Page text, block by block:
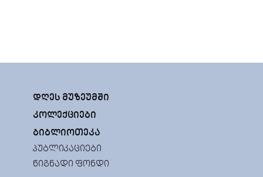
ᲓᲦᲔᲡ ᲛᲣᲖᲔᲣᲛᲨᲘ
ᲙᲝᲚᲔᲥᲪᲘᲔᲑᲘ
ᲑᲘᲑᲚᲘᲝᲗᲔᲙᲐ
ᲞᲣᲑᲚᲘᲙᲐᲪᲘᲔᲑᲘ
ᲬᲘᲒᲜᲐᲓᲘ ᲤᲝᲜᲓᲘ